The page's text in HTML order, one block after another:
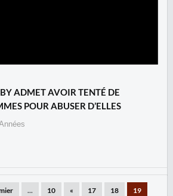
ADMET AVOIR TENTÉ DE
POUR ABUSER D’ELLES
... 10 « 17 18 19